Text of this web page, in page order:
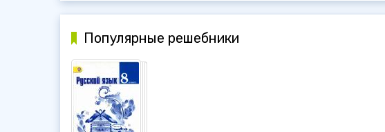
Популярные решебники